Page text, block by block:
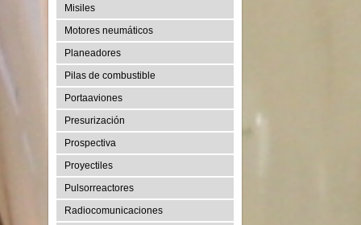
Misiles
Motores neumáticos
Planeadores
Pilas de combustible
Portaaviones
Presurización
Prospectiva
Proyectiles
Pulsorreactores
Radiocomunicaciones